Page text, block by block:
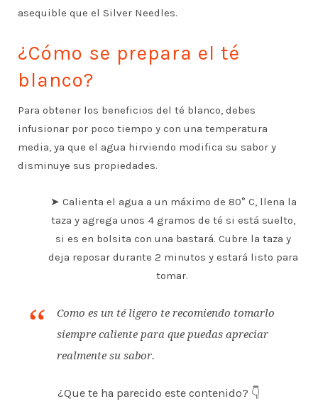
asequible que el Silver Needles.
¿Cómo se prepara el té
blanco?
Para obtener los beneficios del té blanco, debes
infusionar por poco tiempo y con una temperatura
media, ya que el agua hirviendo modifica su sabor y
disminuye sus propiedades.
➤ Calienta el agua a un máximo de 80° C, llena la
taza y agrega unos 4 gramos de té si está suelto,
si es en bolsita con una bastará. Cubre la taza y
deja reposar durante 2 minutos y estará listo para
tomar.
Como es un té ligero te recomiendo tomarlo
siempre caliente para que puedas apreciar
realmente su sabor.
¿Que te ha parecido este contenido? 👇